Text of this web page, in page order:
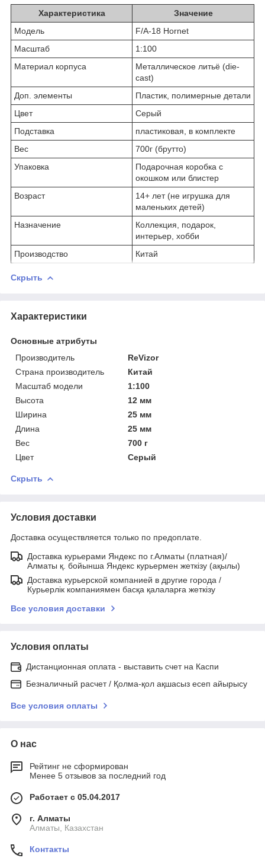
Характеристика
Значение
Модель
F/A-18 Hornet
Масштаб
1:100
Материал корпуса
Металлическое литьё (die-
cast)
Доп. элементы
Пластик, полимерные детали
Цвет
Серый
Подставка
пластиковая, в комплекте
Вес
700г (брутто)
Упаковка
Подарочная коробка с
окошком или блистер
Возраст
14+ лет (не игрушка для
маленьких детей)
Назначение
Коллекция, подарок,
интерьер, хобби
Производство
Китай
Скрыть
Характеристики
Основные атрибуты
Производитель
ReVizor
Страна производитель
Китай
Масштаб модели
1:100
Высота
12 мм
Ширина
25 мм
Длина
25 мм
Вес
700 г
Цвет
Серый
Скрыть
Условия доставки
Доставка осуществляется только по предоплате.
Доставка курьерами Яндекс по г.Алматы (платная)/
Алматы қ. бойынша Яндекс курьермен жеткізу (ақылы)
Доставка курьерской компанией в другие города /
Курьерлік компаниямен басқа қалаларға жеткізу
Все условия доставки
Условия оплаты
Дистанционная оплата - выставить счет на Каспи
Безналичный расчет / Қолма-қол ақшасыз есеп айырысу
Все условия оплаты
О нас
Рейтинг не сформирован
Менее 5 отзывов за последний год
Работает с 05.04.2017
г. Алматы
Алматы, Казахстан
Контакты